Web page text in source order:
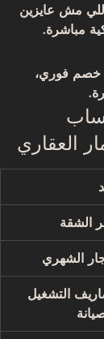
مش عايزين
مباشرة.
خصم فوري،
العقاري
الشقة
الشهري
التشغيل